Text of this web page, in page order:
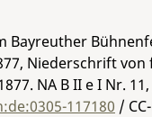
Bayreuther
Niederschrift
NA B II e I Nr. 11,
117180 /